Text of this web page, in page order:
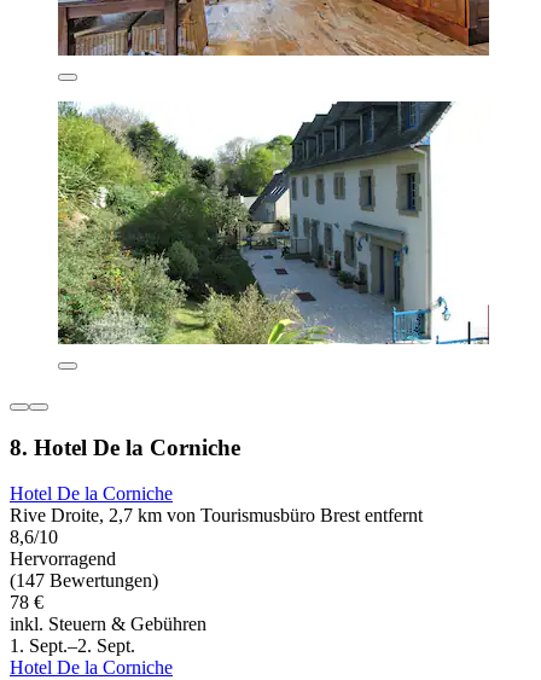
8. Hotel De la Corniche
Hotel De la Corniche
Rive Droite, 2,7 km von Tourismusbüro Brest entfernt
8,6/10
Hervorragend
(147 Bewertungen)
78 €
inkl. Steuern & Gebühren
1. Sept.–2. Sept.
Hotel De la Corniche